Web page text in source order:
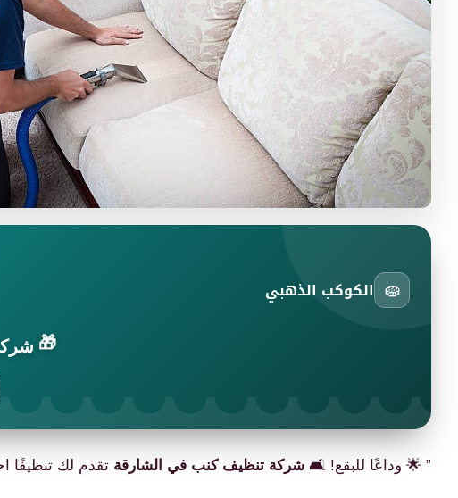
🧽 الكوكب الذهبي
🎁
” 🌟 وداعًا للبقع! 🛋️ شركة تنظيف كنب في الشارقة تقدم لك تنظيفًا